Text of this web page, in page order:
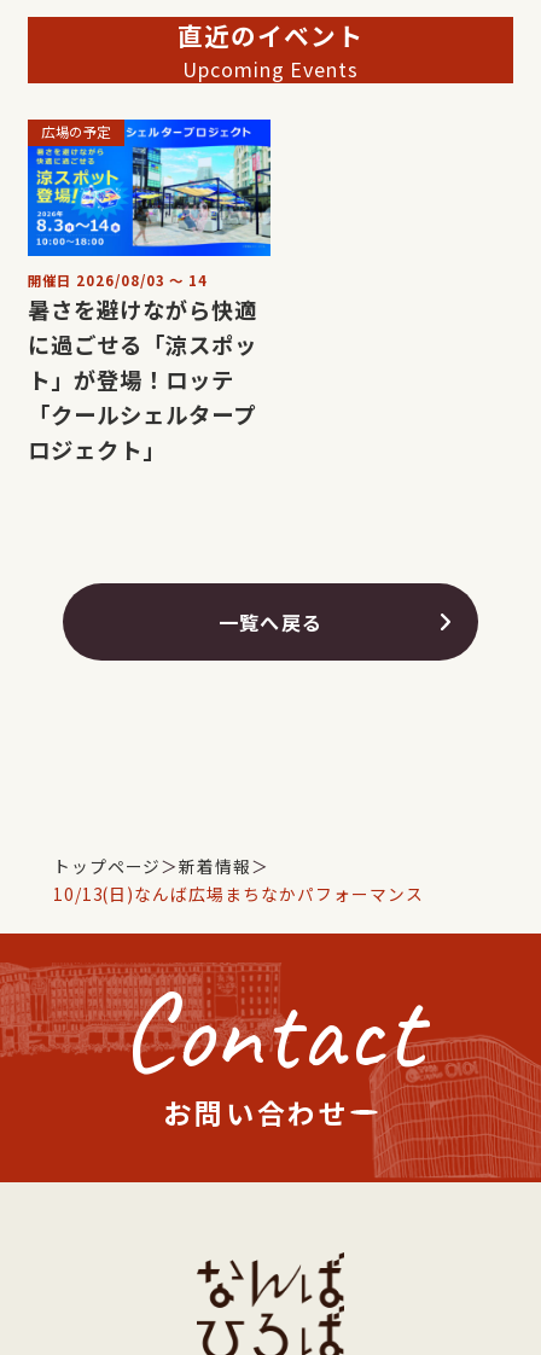
直近のイベント
Upcoming Events
広場の予定
開催日 2026/08/03 〜 14
暑さを避けながら快適
に過ごせる「涼スポッ
ト」が登場！ロッテ
「クールシェルタープ
ロジェクト」
一覧へ戻る
トップページ＞新着情報＞
10/13(日)なんば広場まちなかパフォーマンス
Contact
お問い合わせ